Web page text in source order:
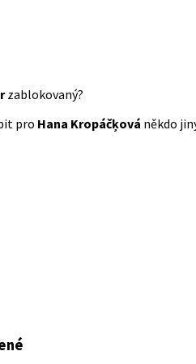
zablokovaný?
pro Hana Kropáčķová někdo